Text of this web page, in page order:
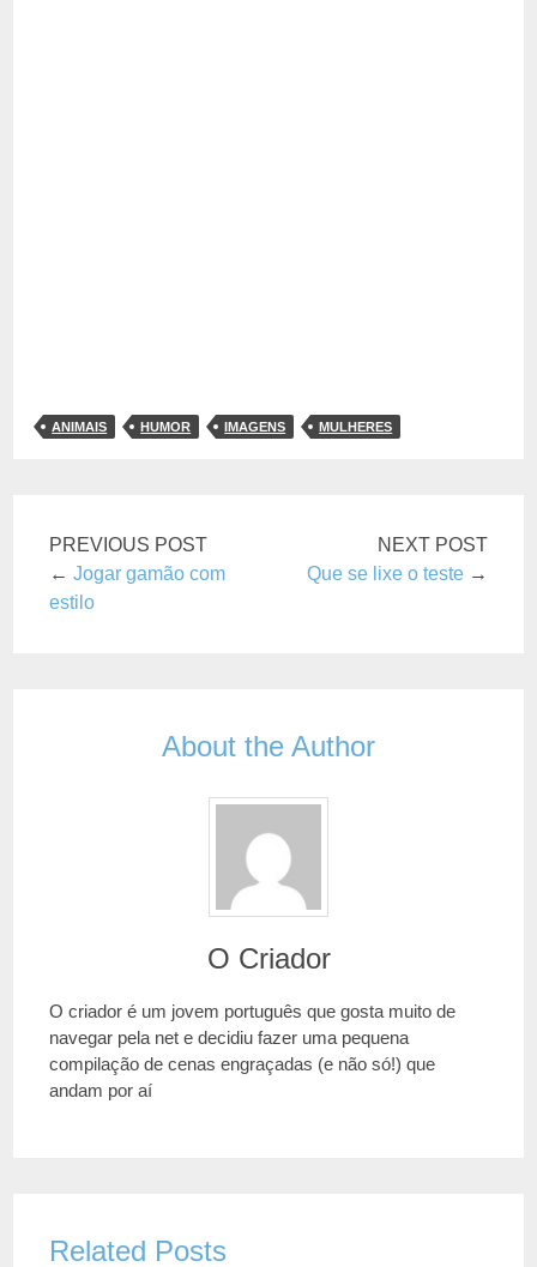
ANIMAIS HUMOR IMAGENS MULHERES
PREVIOUS POST
←Jogar gamão com
estilo
NEXT POST
Que se lixe o teste→
About the Author
O Criador
O criador é um jovem português que gosta muito de
navegar pela net e decidiu fazer uma pequena
compilação de cenas engraçadas (e não só!) que
andam por aí
Related Posts